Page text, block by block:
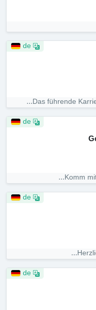
Das führende
Komm